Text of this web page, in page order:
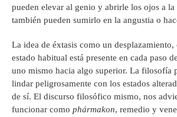
pueden elevar al genio y abrirle los ojos a la
también pueden sumirlo en la angustia o
La idea de éxtasis como un
estado habitual está presente en cada paso
uno mismo hacia algo superior. La filosofía
lindar peligrosamente con los estados
de sí. El discurso filosófico mismo, nos
funcionar como phármakon, remedio y